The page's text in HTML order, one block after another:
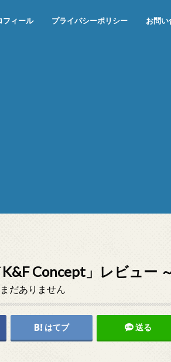
フィール プライバシーポリシー お問い
K&F Concept」レビュー
だありません
はてブ 送る